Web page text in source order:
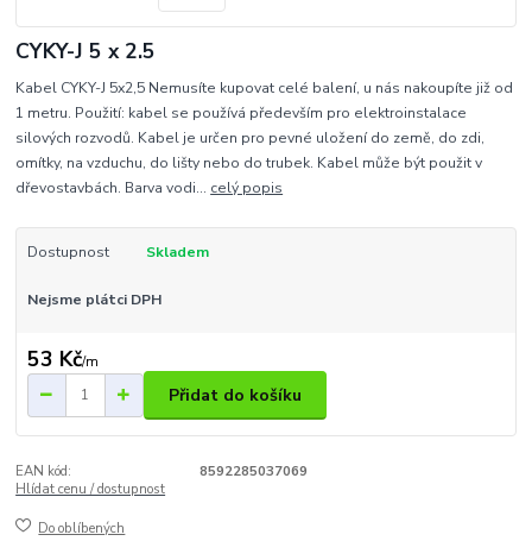
CYKY-J 5 x 2.5
Kabel CYKY-J 5x2,5 Nemusíte kupovat celé balení, u nás nakoupíte již od
1 metru. Použití: kabel se používá především pro elektroinstalace
silových rozvodů. Kabel je určen pro pevné uložení do země, do zdi,
omítky, na vzduchu, do lišty nebo do trubek. Kabel může být použit v
dřevostavbách. Barva vodi... celý popis
Dostupnost Skladem
Nejsme plátci DPH
53 Kč/m
Přidat do košíku
EAN kód:
8592285037069
Hlídat cenu / dostupnost
Do oblíbených